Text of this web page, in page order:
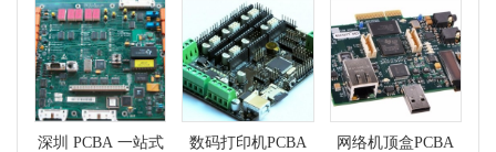
深圳 PCBA 一站式
数码打印机PCBA
网络机顶盒PCBA